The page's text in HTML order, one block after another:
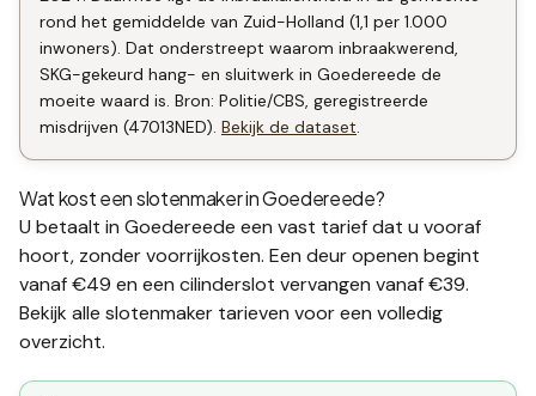
rond het gemiddelde van Zuid-Holland (1,1 per 1.000
inwoners). Dat onderstreept waarom inbraakwerend,
SKG-gekeurd hang- en sluitwerk in Goedereede de
moeite waard is. Bron: Politie/CBS, geregistreerde
misdrijven (47013NED). Bekijk de dataset.
Wat kost een slotenmaker inGoedereede?
U betaalt in Goedereede een vast tarief dat u vooraf
hoort, zonder voorrijkosten. Een deur openen begint
vanaf €49 en een cilinderslot vervangen vanaf €39.
Bekijk alle slotenmaker tarieven voor een volledig
overzicht.